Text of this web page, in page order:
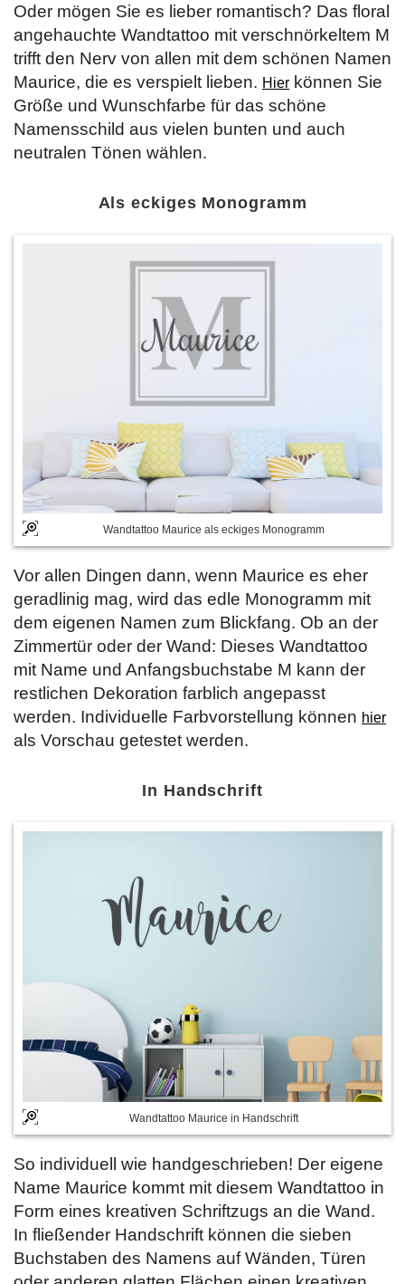
Oder mögen Sie es lieber romantisch? Das floral
angehauchte Wandtattoo mit verschnörkeltem M
trifft den Nerv von allen mit dem schönen Namen
Maurice, die es verspielt lieben. Hier können Sie
Größe und Wunschfarbe für das schöne
Namensschild aus vielen bunten und auch
neutralen Tönen wählen.
Als eckiges Monogramm
Wandtattoo Maurice als eckiges Monogramm
Vor allen Dingen dann, wenn Maurice es eher
geradlinig mag, wird das edle Monogramm mit
dem eigenen Namen zum Blickfang. Ob an der
Zimmertür oder der Wand: Dieses Wandtattoo
mit Name und Anfangsbuchstabe M kann der
restlichen Dekoration farblich angepasst
werden. Individuelle Farbvorstellung können hier
als Vorschau getestet werden.
In Handschrift
Wandtattoo Maurice in Handschrift
So individuell wie handgeschrieben! Der eigene
Name Maurice kommt mit diesem Wandtattoo in
Form eines kreativen Schriftzugs an die Wand.
In fließender Handschrift können die sieben
Buchstaben des Namens auf Wänden, Türen